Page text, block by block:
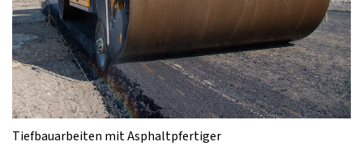
Tiefbauarbeiten mit Asphaltpfertiger